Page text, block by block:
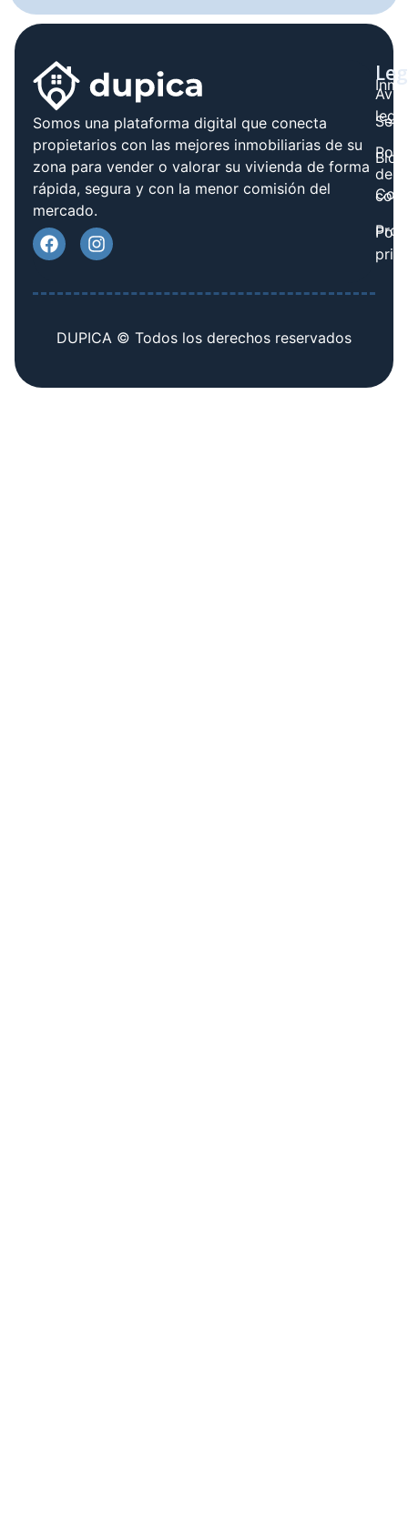
Somos una plataforma digital que conecta
propietarios con las mejores inmobiliarias de su
zona para vender o valorar su vivienda de forma
rápida, segura y con la menor comisión del
mercado.
Blog
legal
de
DUPICA © Todos los derechos reservados